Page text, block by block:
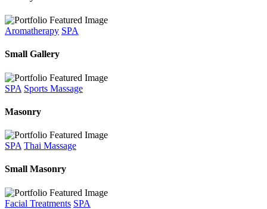
Aromatherapy SPA
Small Gallery
SPA Sports Massage
Masonry
SPA Thai Massage
Small Masonry
Facial Treatments SPA